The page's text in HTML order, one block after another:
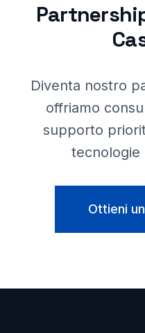
Diventa nostro
offriamo
supporto
tecnologie
Ottieni